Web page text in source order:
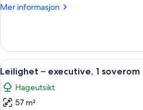
Mer informasjon
Mer
3
soverom
Åpne
alle
bildene
av
9
Leilighet – executive, 1 soverom
Hageutsikt
57 m²